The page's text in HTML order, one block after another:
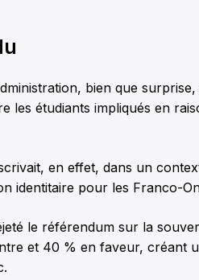
bien que
les étudiants impliqués en
en effet, dans un
identitaire pour les Franco-
le référendum sur la
et 40 % en faveur, créant